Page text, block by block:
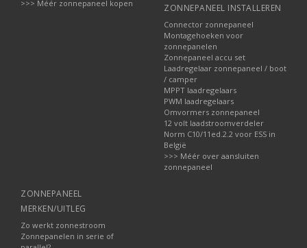
>>> Méér zonnepaneel kopen
ZONNEPANEEL INSTALLEREN
Connector zonnepaneel
Montagehoeken voor
zonnepanelen
Zonnepaneel accu set
Laadregelaar zonnepaneel / boot
/ camper
MPPT laadregelaars
PWM laadregelaars
Omvormers zonnepaneel
12 volt laadstroomverdeler
Norm C10/11ed.2.2 voor ESS in
België
>>> Méér over aansluiten
zonnepaneel
ZONNEPANEEL
MERKEN/UITLEG
Zo werkt zonnestroom
Zonnepanelen in serie of